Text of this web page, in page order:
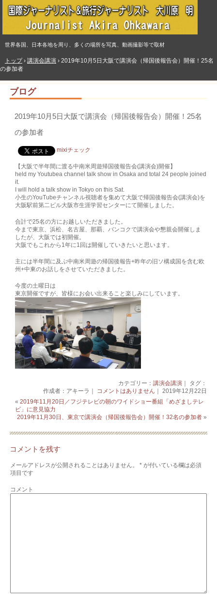
世界各国、日本各地を周り、多くの場所を写真、動画撮影等で取材
トップ› 講演会講演 › 2019年10月5日大阪で講演会（帰国後報告会）開催！25名
の参加者
ブログ
2019年10月5日大阪で講演会（帰国後報告会）開催！25名
の参加者
mixiチェック
【大阪で半年間に渡る中南米周遊帰国後報告会(講演会)開催】
held my Youtubea channel talk show in Osaka and total 24 people joined
it.
I will hold a talk show in Tokyo on this Sat.
小生のYouTubeチャンネル視聴者を集めて大阪で帰国後報告会(講演会)を
大阪駅前第二ビル大阪市生涯学習センターにて開催しました。
合計で25名の方にお越しいただきました。
今まで東京、浜松、名古屋、那覇、バンコクで講演会や懇親会開催しま
したが、大阪では初開催。
大阪でもこれから1年に1回は開催していきたいと思います。
主には半年間に及ぶ中南米周遊の帰国後報告+昨年の旧ソ構成国を含む欧
州+中東のお話しをさせていただきました。
今度の土曜日は
東京開催ですが、皆様にお会い出来ること楽しみにしています。
カテゴリー： 講演会講演｜ タグ：
作成者：アキーラ｜
コメントはありません ｜ 2019年12月22日
«2019年11月20日／フジテレビの朝のワイドショー番組「めざましテレ
ビ」に意見協力
2019年11月30日、東京で講演会（帰国後報告会）開催！32名の参加者»
コメントを残す
メールアドレスが公開されることはありません。 * が付いている欄は必須
項目です
コメント